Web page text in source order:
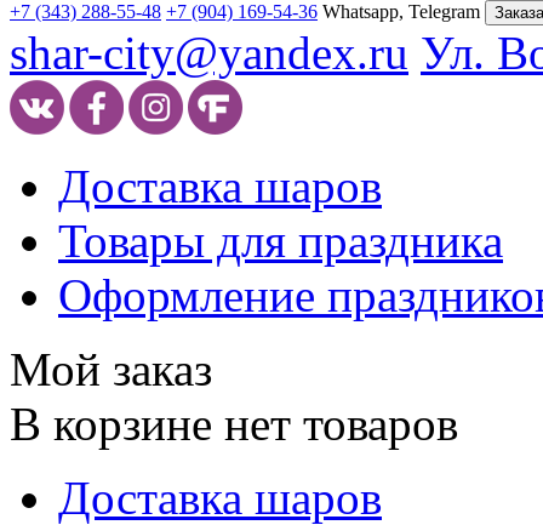
+7 (343) 288-55-48 +7 (904) 169-54-36 Whatsapp, Telegram
shar-city@yandex.ru Ул.
Доставка шаров
Товары для праздника
Оформление
Мой заказ
В корзине нет товаров
Доставка шаров